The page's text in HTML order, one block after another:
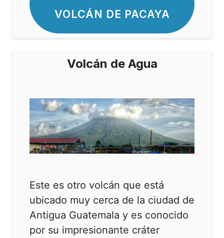
VOLCÁN DE PACAYA
Volcán de Agua
Este es otro volcán que está
ubicado muy cerca de la ciudad de
Antigua Guatemala y es conocido
por su impresionante cráter